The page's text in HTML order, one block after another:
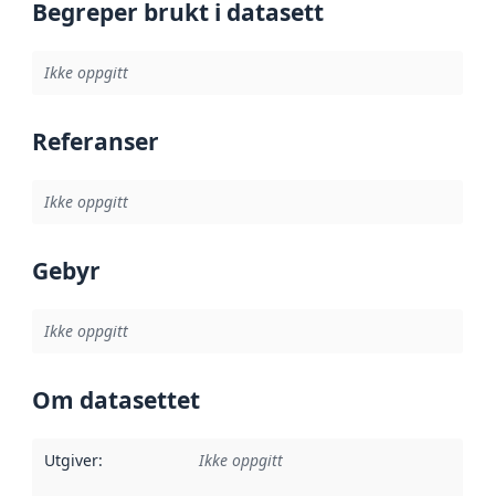
Begreper brukt i datasett
Ikke oppgitt
Referanser
Ikke oppgitt
Gebyr
Ikke oppgitt
Om datasettet
Utgiver: Ikke oppgitt